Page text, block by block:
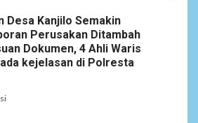
Desa Kanjilo Semakin
Perusakan Ditambah
Dokumen, 4 Ahli Waris
kejelasan di Polresta